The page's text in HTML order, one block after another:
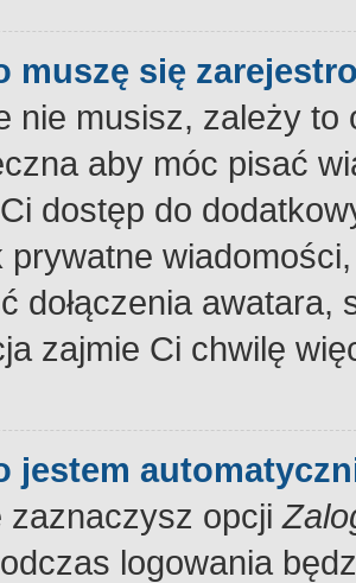
muszę się
nie musisz, zależy
aby móc pisać
dostęp do
prywatne
dołączenia
zajmie Ci chwilę
jestem
zaznaczysz opcji
logowania